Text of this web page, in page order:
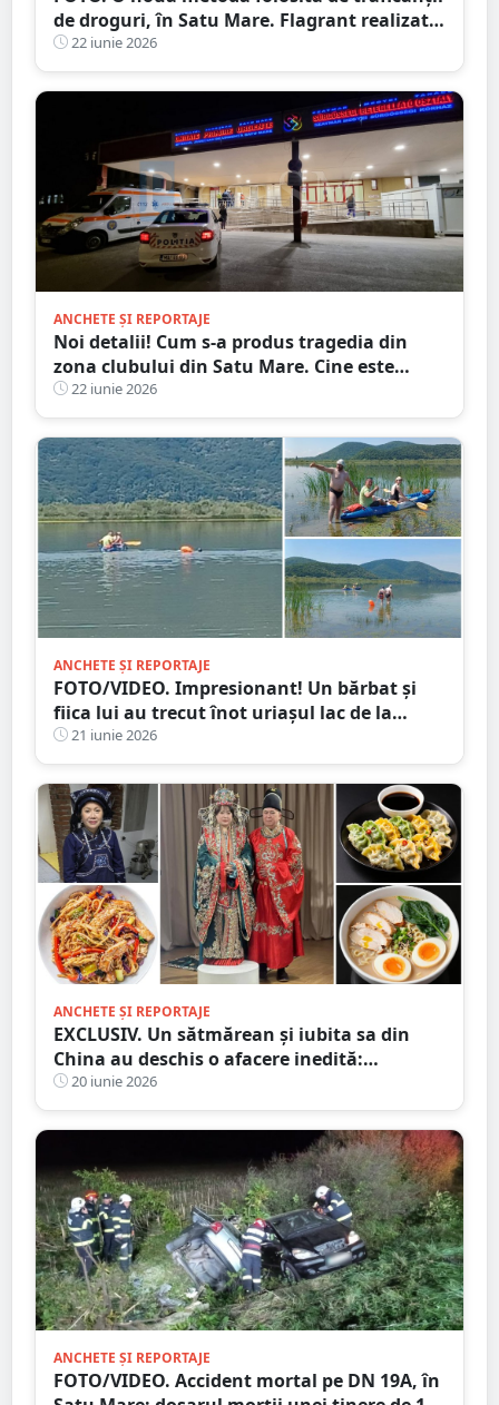
de droguri, în Satu Mare. Flagrant realizat
duminică
22 iunie 2026
ANCHETE ȘI REPORTAJE
Noi detalii! Cum s-a produs tragedia din
zona clubului din Satu Mare. Cine este
agresorul, cine este victima
22 iunie 2026
ANCHETE ȘI REPORTAJE
FOTO/VIDEO. Impresionant! Un bărbat și
fiica lui au trecut înot uriașul lac de la
Călinești-Oaș
21 iunie 2026
ANCHETE ȘI REPORTAJE
EXCLUSIV. Un sătmărean și iubita sa din
China au deschis o afacere inedită:
preparate autentice asiatice, făcute după
rețete tradiționale
20 iunie 2026
ANCHETE ȘI REPORTAJE
FOTO/VIDEO. Accident mortal pe DN 19A, în